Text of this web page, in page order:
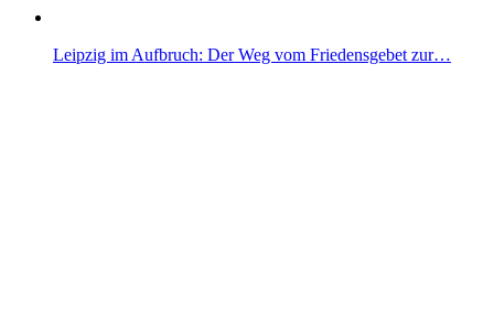
Leipzig im Aufbruch: Der Weg vom Friedensgebet zur…